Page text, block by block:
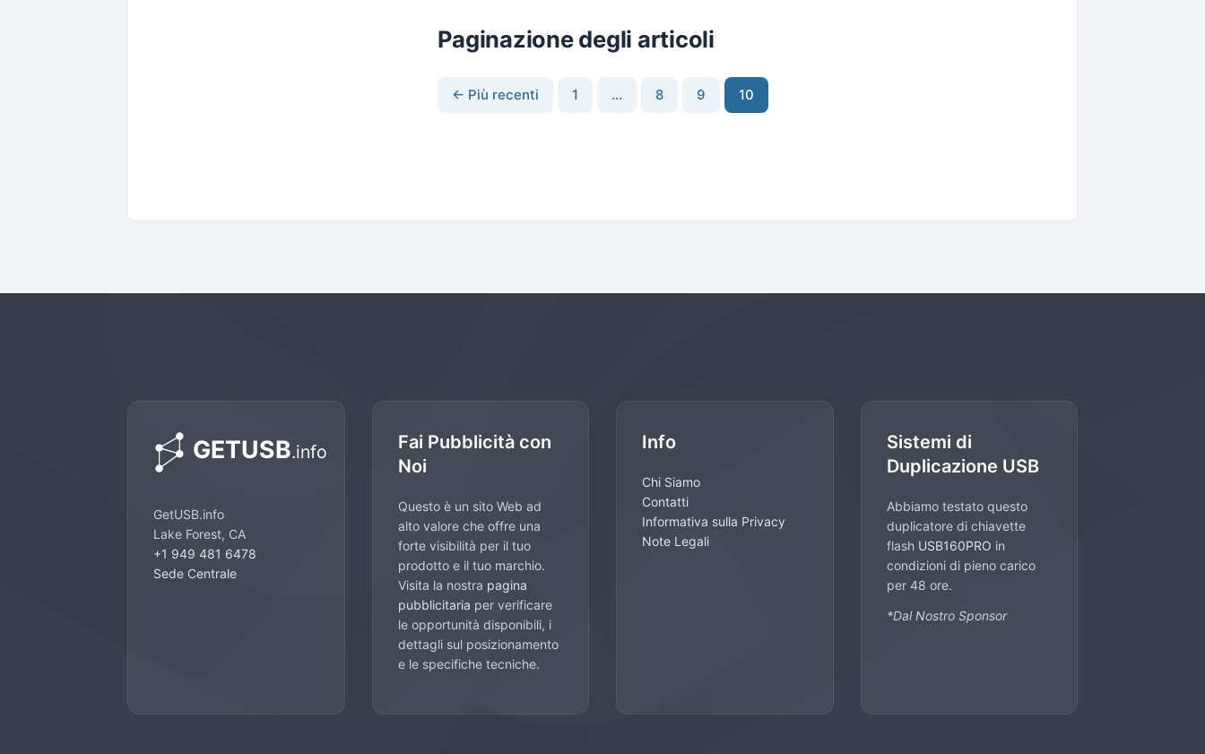
Paginazione degli articoli
← Più recenti 1 … 8 9 10
GetUSB.info
Lake Forest, CA
+1 949 481 6478
Sede Centrale
Fai Pubblicità con
Noi
Questo è un sito Web ad
alto valore che offre una
forte visibilità per il tuo
prodotto e il tuo marchio.
Visita la nostra pagina
pubblicitaria per verificare
le opportunità disponibili, i
dettagli sul posizionamento
e le specifiche tecniche.
Info
Chi Siamo
Contatti
Informativa sulla Privacy
Note Legali
Sistemi di
Duplicazione USB
Abbiamo testato questo
duplicatore di chiavette
flash USB160PRO in
condizioni di pieno carico
per 48 ore.
*Dal Nostro Sponsor